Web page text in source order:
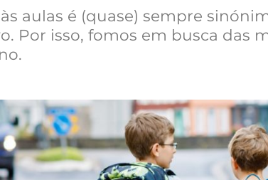
aulas é (quase) sempre
Por isso, fomos em busca das